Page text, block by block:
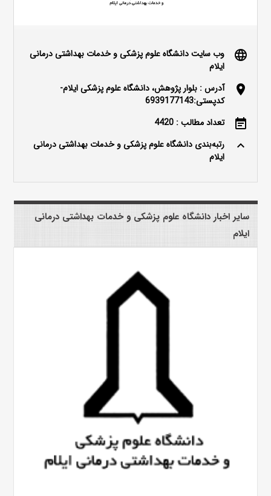
language
وب سایت دانشگاه علوم پزشکی و خدمات بهداشتی درمانی
ایلام
location_on
آدرس : بلوار پژوهش، دانشگاه علوم پزشکی ایلام-
کدپستی:6939177143
event_note تعداد مطالب : 4420
keyboard_arrow_up
رتبه‌بندی دانشگاه علوم پزشکی و خدمات بهداشتی درمانی
ایلام
سایر اخبار دانشگاه علوم پزشکی و خدمات بهداشتی درمانی
ایلام